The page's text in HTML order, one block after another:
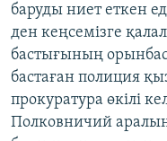
баруды ниет еткен
ден кеңсемізге
бастығының
бастаған полиция
прокуратура өкілі
Полковничий